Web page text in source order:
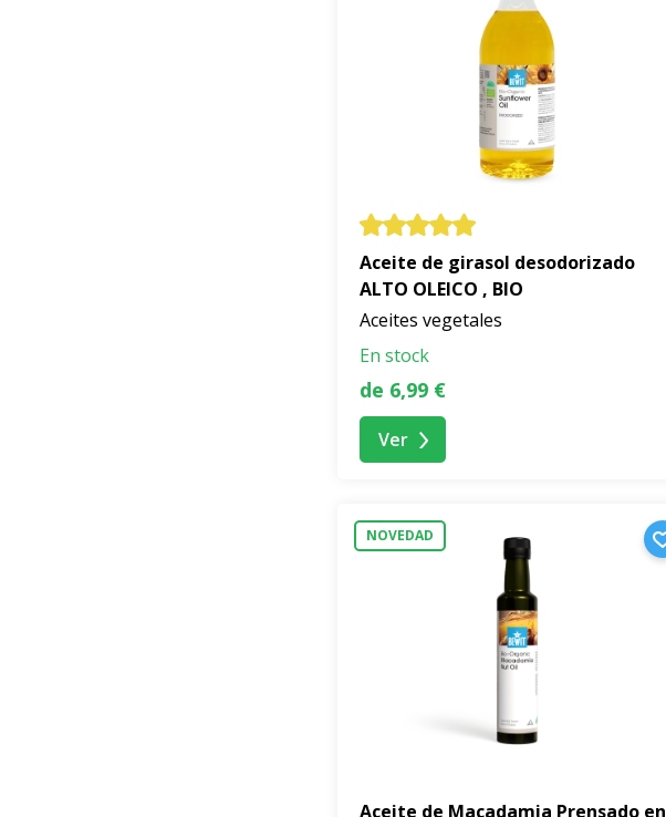
Aceite de girasol desodorizado
ALTO OLEICO , BIO
Aceites vegetales
En stock
de 6,99 €
Ver
NOVEDAD
Aceite de Macadamia Prensado en